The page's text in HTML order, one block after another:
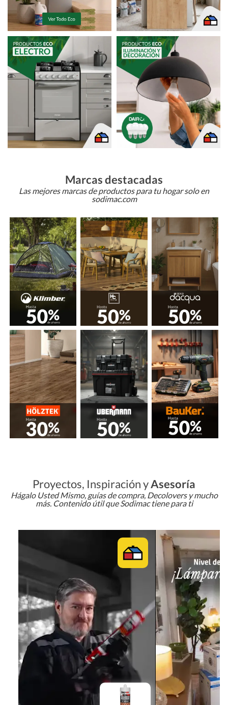
Marcas destacadas
Las mejores marcas de productos para tu hogar solo en
sodimac.com
Proyectos, Inspiración yAsesoría
Hágalo Usted Mismo, guías de compra, Decolovers y mucho
más. Contenido útil que Sodimac tiene para ti